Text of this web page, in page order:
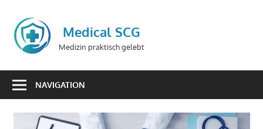
Inhalt
springen
Medical SCG
Medizin praktisch gelebt
NAVIGATION